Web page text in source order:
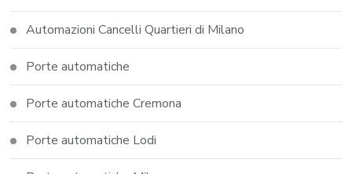
Automazioni Cancelli Quartieri di Milano
Porte automatiche
Porte automatiche Cremona
Porte automatiche Lodi